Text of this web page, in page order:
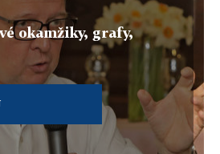
okamžiky, grafy,